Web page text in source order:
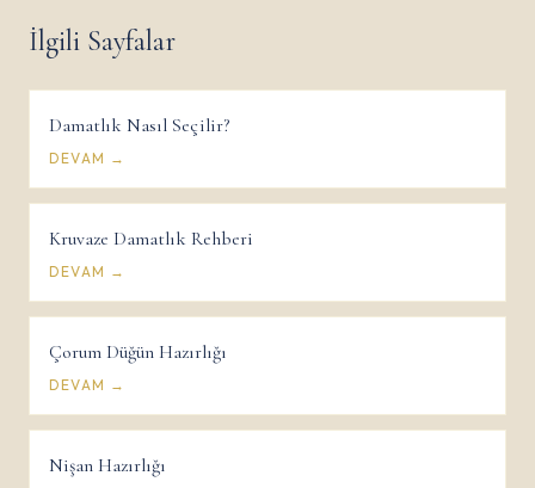
İlgili Sayfalar
Damatlık Nasıl Seçilir?
DEVAM →
Kruvaze Damatlık Rehberi
DEVAM →
Çorum Düğün Hazırlığı
DEVAM →
Nişan Hazırlığı